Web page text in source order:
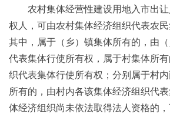
农村集体经营性建设用地入市出让
权人，可由农村集体经济组织代表农民
其中，属于（乡）镇集体所有的，由
代表集体行使所有权，属于村集体所
织代表集体行使所有权；分别属于村
所有的，由村内各该集体经济组织代
体经济组织尚未依法取得法人资格的